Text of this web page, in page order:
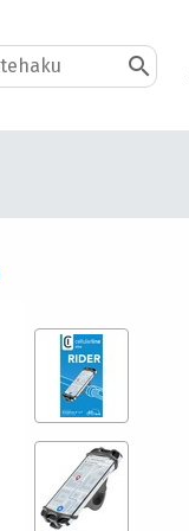
search